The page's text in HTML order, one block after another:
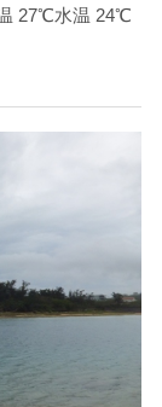
27℃水温 24℃